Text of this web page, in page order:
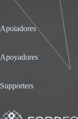
Apoiadores
Apoyadores
Supporters